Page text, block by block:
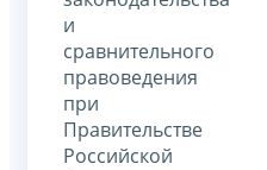
и
сравнительного
правоведения
при
Правительстве
Российской